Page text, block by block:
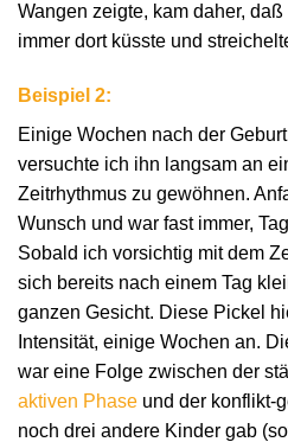
Wangen zeigte, kam daher,
immer dort küsste und
Beispiel 2:
Einige Wochen nach der
versuchte ich ihn langsam an
Zeitrhythmus zu gewöhnen.
Wunsch und war fast immer,
Sobald ich vorsichtig mit dem
sich bereits nach einem Tag
ganzen Gesicht. Diese Pickel
Intensität, einige Wochen an.
war eine Folge zwischen der
aktiven Phase und der konflikt-
noch drei andere Kinder gab